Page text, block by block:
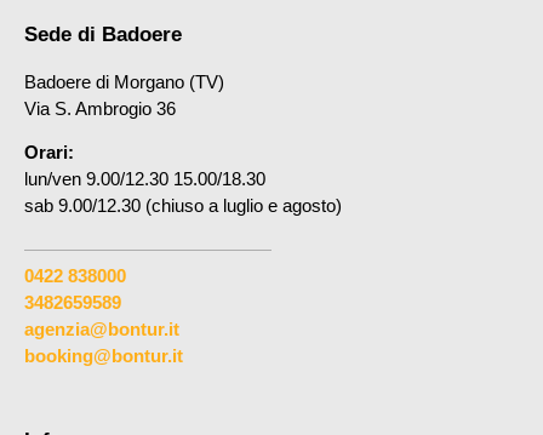
Sede di Badoere
Badoere di Morgano (TV)
Via S. Ambrogio 36
Orari:
lun/ven 9.00/12.30 15.00/18.30
sab 9.00/12.30 (chiuso a luglio e agosto)
0422 838000
3482659589
agenzia@bontur.it
booking@bontur.it